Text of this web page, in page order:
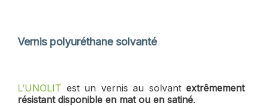
Vernis polyuréthane solvanté
L’UNOLIT est un vernis au solvant extrêmement
résistant disponible en mat ou en satiné.